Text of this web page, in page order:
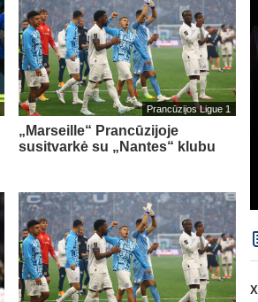
Prancūzijos Ligue 1
„Marseille“ Prancūzijoje
susitvarkė su „Nantes“ klubu